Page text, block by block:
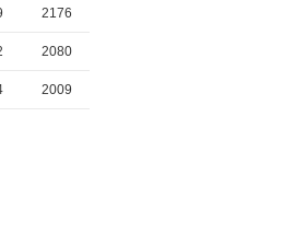
2176
2080
2009